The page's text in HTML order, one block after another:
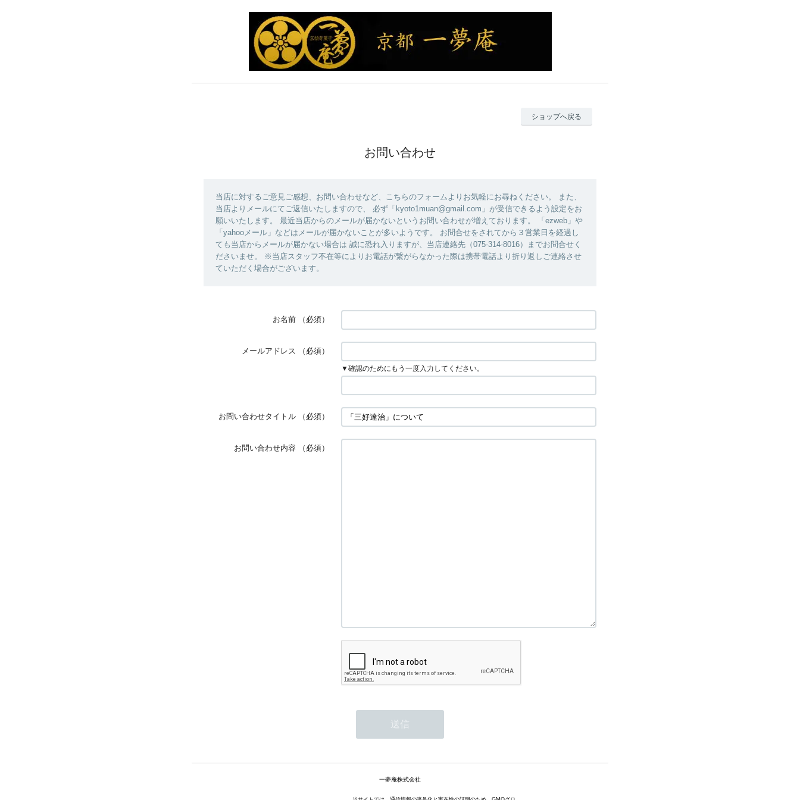
ショップへ戻る
お問い合わせ
当店に対するご意見ご感想、お問い合わせなど、こちらのフォームよりお気軽にお尋ねください。 また、
当店よりメールにてご返信いたしますので、 必ず「kyoto1muan@gmail.com」が受信できるよう設定をお
願いいたします。 最近当店からのメールが届かないというお問い合わせが増えております。 「ezweb」や
「yahooメール」などはメールが届かないことが多いようです。 お問合せをされてから３営業日を経過し
ても当店からメールが届かない場合は 誠に恐れ入りますが、当店連絡先（075-314-8016）までお問合せく
ださいませ。 ※当店スタッフ不在等によりお電話が繋がらなかった際は携帯電話より折り返しご連絡させ
ていただく場合がございます。
お名前 （必須）
メールアドレス （必須）
▼確認のためにもう一度入力してください。
お問い合わせタイトル （必須）
お問い合わせ内容 （必須）
一夢庵株式会社